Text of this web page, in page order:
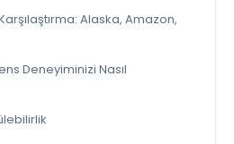
Alaska, Amazon,
Deneyiminizi Nasıl